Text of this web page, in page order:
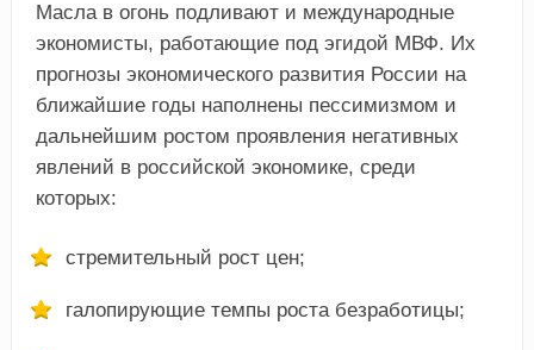
Масла в огонь подливают и международные
экономисты, работающие под эгидой МВФ. Их
прогнозы экономического развития России на
ближайшие годы наполнены пессимизмом и
дальнейшим ростом проявления негативных
явлений в российской экономике, среди
которых:
стремительный рост цен;
галопирующие темпы роста безработицы;